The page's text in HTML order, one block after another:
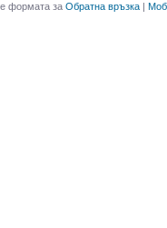
формата за Обратна връзка |